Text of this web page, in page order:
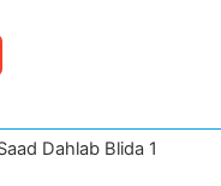
Dahlab Blida 1